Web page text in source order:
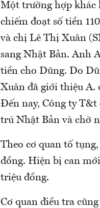
Một trường hợp khác
chiếm đoạt số tiền
và chị Lê Thị Xuân
sang Nhật Bản. Anh
tiền cho Dũng. Do
Xuân đã giới thiệu A.
Đến nay, Công ty T&t
trú Nhật Bản và chờ
Theo cơ quan tố
đồng. Hiện bị can
triệu đồng.
Cơ quan điều tra